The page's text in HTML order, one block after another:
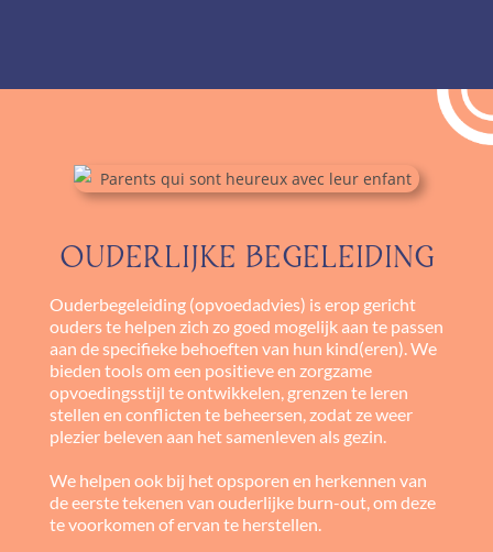
OUDERLIJKE BEGELEIDING
Ouderbegeleiding (opvoedadvies) is erop gericht
ouders te helpen zich zo goed mogelijk aan te passen
aan de specifieke behoeften van hun kind(eren). We
bieden tools om een positieve en zorgzame
opvoedingsstijl te ontwikkelen, grenzen te leren
stellen en conflicten te beheersen, zodat ze weer
plezier beleven aan het samenleven als gezin.
We helpen ook bij het opsporen en herkennen van
de eerste tekenen van ouderlijke burn-out, om deze
te voorkomen of ervan te herstellen.